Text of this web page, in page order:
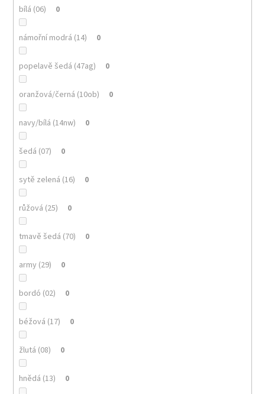
bílá (06) 0
námořní modrá (14) 0
popelavě šedá (47ag) 0
oranžová/černá (10ob) 0
navy/bílá (14nw) 0
šedá (07) 0
sytě zelená (16) 0
růžová (25) 0
tmavě šedá (70) 0
army (29) 0
bordó (02) 0
béžová (17) 0
žlutá (08) 0
hnědá (13) 0